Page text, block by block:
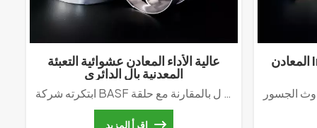
عالية الأداء المعادن عشوائية التعبئة
المعدنية بال الدائري
ابتكرته شركة BASF الألمانية الجيل الأول للتعبئة العشوائية. ل بالمقارنة مع حلقة Raschig، فإن التحسن الأكثر أهمية هو زيادة صفين ligule إلى الداخل. إنه يعزز سيولة الغاز السائل ويحسن كتلة تعبئة البرج أداء النقل.
إقرأ المزيد
المعادن Intalox السرج الدائري برج